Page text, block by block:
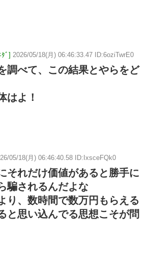
ﾞ] 2026/05/18(月) 06:46:33.47 ID:6oziTwrE0
調べて、この結果とやらをど
はよ！
05/18(月) 06:46:40.58 ID:IxsceFQk0
それだけ価値があると勝手に
騙されるんだよな
り、数時間で数万円もらえる
と思い込んでる思想こそが問